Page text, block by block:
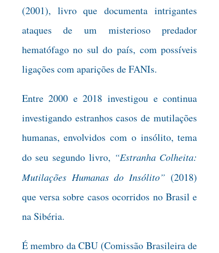
(2001), livro que documenta intrigantes
ataques de um misterioso predador
hematófago no sul do país, com possíveis
ligações com aparições de FANIs.
Entre 2000 e 2018 investigou e continua
investigando estranhos casos de mutilações
humanas, envolvidos com o insólito, tema
do seu segundo livro, “Estranha Colheita:
Mutilações Humanas do Insólito” (2018)
que versa sobre casos ocorridos no Brasil e
na Sibéria.
É membro da CBU (Comissão Brasileira de